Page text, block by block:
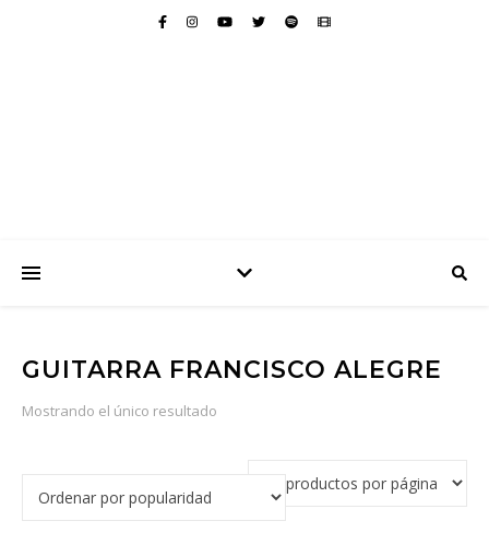
GUITARRA FRANCISCO ALEGRE
Mostrando el único resultado